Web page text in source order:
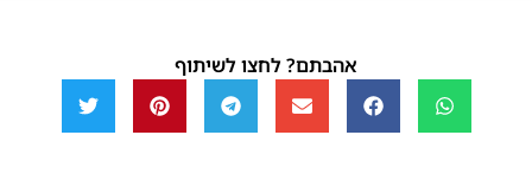
אהבתם? לחצו לשיתוף